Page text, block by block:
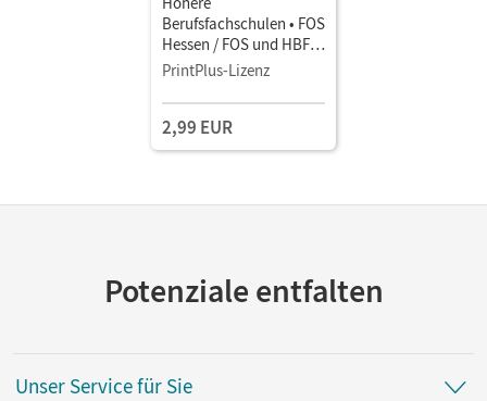
Berufsfachschulen • FOS
Hessen / FOS und HBFS
Rheinland-Pfalz -
Pflichtbereich 11/12
Wirtschaft und
Verwaltung • Fachkunde
PrintPlus-Lizenz
2,99 EUR
Potenziale entfalten
Unser Service für Sie